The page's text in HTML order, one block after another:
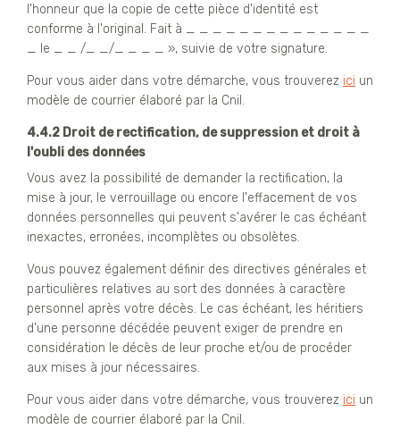
l'honneur que la copie de cette pièce d'identité est
conforme à l'original. Fait à _ _ _ _ _ _ _ _ _ _ _ _ _ _
_ le _ _ /_ _/_ _ _ _ », suivie de votre signature.
Pour vous aider dans votre démarche, vous trouverez ici un
modèle de courrier élaboré par la Cnil.
4.4.2 Droit de rectification, de suppression et droit à
l'oubli des données
Vous avez la possibilité de demander la rectification, la
mise à jour, le verrouillage ou encore l'effacement de vos
données personnelles qui peuvent s'avérer le cas échéant
inexactes, erronées, incomplètes ou obsolètes.
Vous pouvez également définir des directives générales et
particulières relatives au sort des données à caractère
personnel après votre décès. Le cas échéant, les héritiers
d'une personne décédée peuvent exiger de prendre en
considération le décès de leur proche et/ou de procéder
aux mises à jour nécessaires.
Pour vous aider dans votre démarche, vous trouverez ici un
modèle de courrier élaboré par la Cnil.